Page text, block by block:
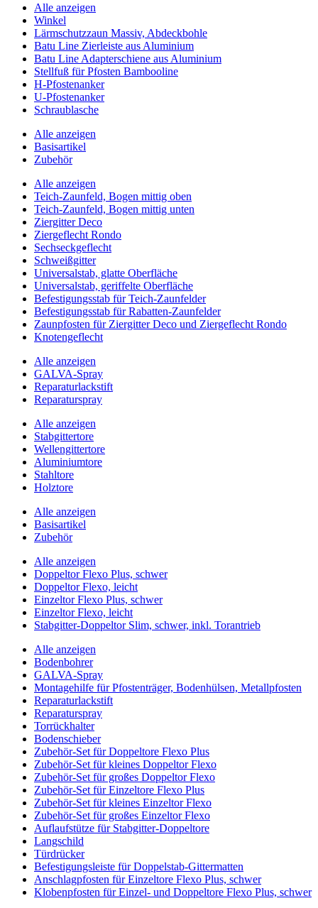
Alle anzeigen
Winkel
Lärmschutzzaun Massiv, Abdeckbohle
Batu Line Zierleiste aus Aluminium
Batu Line Adapterschiene aus Aluminium
Stellfuß für Pfosten Bambooline
H-Pfostenanker
U-Pfostenanker
Schraublasche
Alle anzeigen
Basisartikel
Zubehör
Alle anzeigen
Teich-Zaunfeld, Bogen mittig oben
Teich-Zaunfeld, Bogen mittig unten
Ziergitter Deco
Ziergeflecht Rondo
Sechseckgeflecht
Schweißgitter
Universalstab, glatte Oberfläche
Universalstab, geriffelte Oberfläche
Befestigungsstab für Teich-Zaunfelder
Befestigungsstab für Rabatten-Zaunfelder
Zaunpfosten für Ziergitter Deco und Ziergeflecht Rondo
Knotengeflecht
Alle anzeigen
GALVA-Spray
Reparaturlackstift
Reparaturspray
Alle anzeigen
Stabgittertore
Wellengittertore
Aluminiumtore
Stahltore
Holztore
Alle anzeigen
Basisartikel
Zubehör
Alle anzeigen
Doppeltor Flexo Plus, schwer
Doppeltor Flexo, leicht
Einzeltor Flexo Plus, schwer
Einzeltor Flexo, leicht
Stabgitter-Doppeltor Slim, schwer, inkl. Torantrieb
Alle anzeigen
Bodenbohrer
GALVA-Spray
Montagehilfe für Pfostenträger, Bodenhülsen, Metallpfosten
Reparaturlackstift
Reparaturspray
Torrückhalter
Bodenschieber
Zubehör-Set für Doppeltore Flexo Plus
Zubehör-Set für kleines Doppeltor Flexo
Zubehör-Set für großes Doppeltor Flexo
Zubehör-Set für Einzeltore Flexo Plus
Zubehör-Set für kleines Einzeltor Flexo
Zubehör-Set für großes Einzeltor Flexo
Auflaufstütze für Stabgitter-Doppeltore
Langschild
Türdrücker
Befestigungsleiste für Doppelstab-Gittermatten
Anschlagpfosten für Einzeltore Flexo Plus, schwer
Klobenpfosten für Einzel- und Doppeltore Flexo Plus, schwer